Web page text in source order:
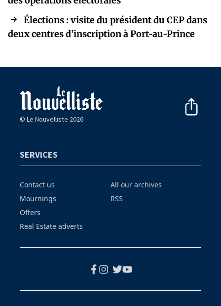
Élections : visite du président du CEP dans
deux centres d’inscription à Port-au-Prince
© Le Nouvelliste 2026
SERVICES
Contact us
Mournings
Offers
Real Estate adverts
All our archives
RSS